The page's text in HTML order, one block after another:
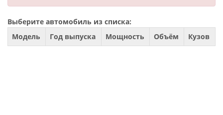
Выберите автомобиль из списка:
Модель
Год выпуска Мощность Объём Кузов